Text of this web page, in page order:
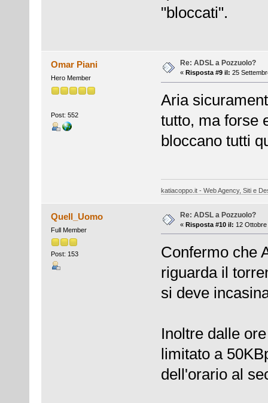
"bloccati".
Omar Piani
Hero Member
Post: 552
Re: ADSL a Pozzuolo?
« Risposta #9 il: 25
Aria
tutto, ma forse
bloccano tutti
katiacoppo.it - Web Agency, Siti e
Quell_Uomo
Full Member
Post: 153
Re: ADSL a Pozzuolo?
« Risposta #10 il: 12
Confermo che
riguarda il
si deve
Inoltre dalle
limitato a
dell'orario al